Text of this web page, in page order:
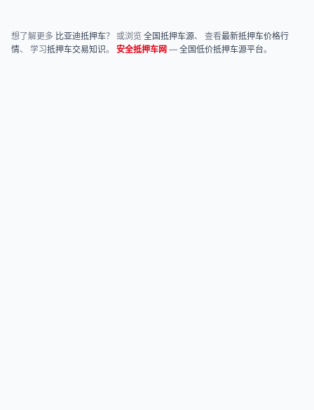
想了解更多 比亚迪抵押车？ 或浏览 全国抵押车源、 查看最新抵押车价格行
情、 学习抵押车交易知识。 安全抵押车网 — 全国低价抵押车源平台。